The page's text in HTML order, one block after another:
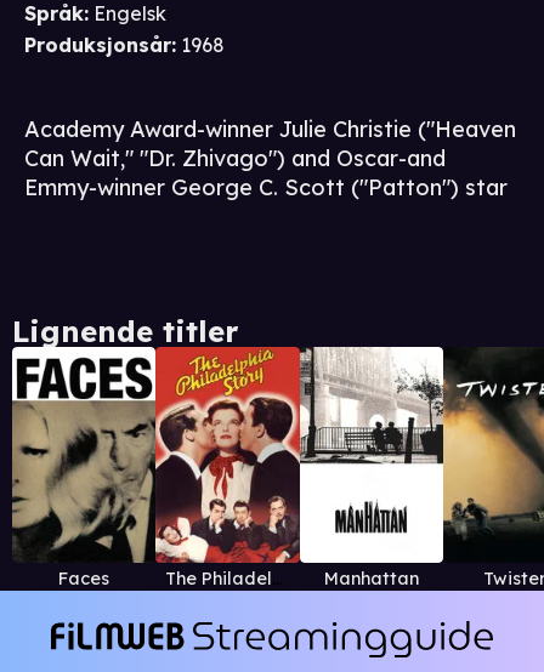
Språk: Engelsk
Produksjonsår: 1968
Academy Award-winner Julie Christie ("Heaven
Can Wait," "Dr. Zhivago") and Oscar-and
Emmy-winner George C. Scott ("Patton") star
Lignende titler
Faces The Philadelphia Story Manhattan